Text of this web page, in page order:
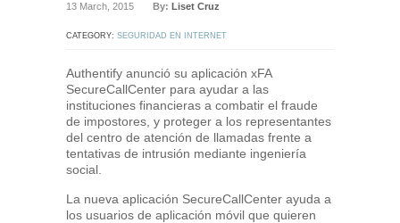
13 March, 2015 By: Liset Cruz
CATEGORY: SEGURIDAD EN INTERNET
Authentify anunció su aplicación xFA
SecureCallCenter para ayudar a las
instituciones financieras a combatir el fraude
de impostores, y proteger a los representantes
del centro de atención de llamadas frente a
tentativas de intrusión mediante ingeniería
social.
La nueva aplicación SecureCallCenter ayuda a
los usuarios de aplicación móvil que quieren